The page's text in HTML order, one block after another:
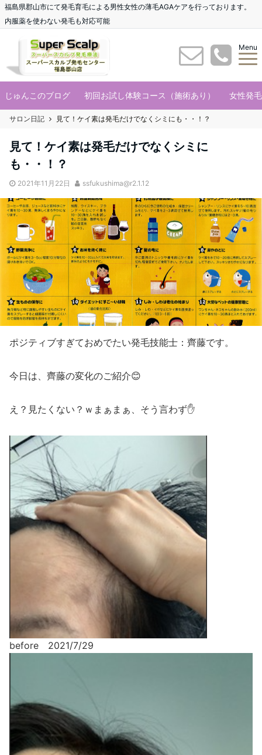
福島県郡山市にて発毛育毛による男性女性の薄毛AGAケアを行っております。
内服薬を使わない発毛も対応可能
Menu
じゅんこのブログ 初回お試し体験コース（施術あり） 女性発
サロン日記 見て！ケイ素は発毛だけでなくシミにも・・！？
見て！ケイ素は発毛だけでなくシミに
も・・！？
2021年11月22日 ssfukushima@r2.1.12
ポジティブすぎておめでたい発毛技能士：齊藤です。
今日は、齊藤の変化のご紹介😊
え？見たくない？ｗまぁまぁ、そう言わず✋
before 2021/7/29